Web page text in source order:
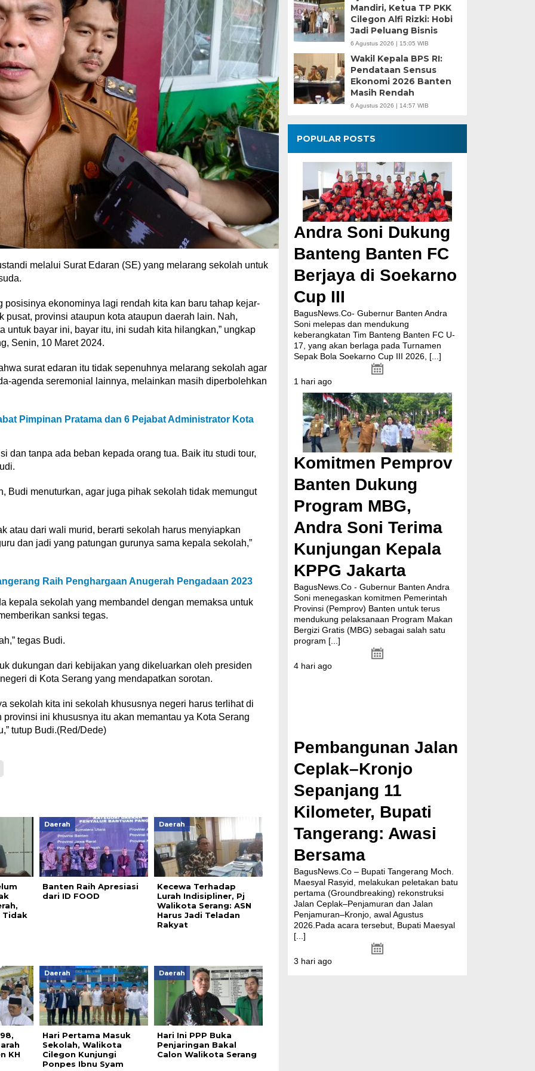
melalui Surat Edaran (SE) yang melarang sekolah untuk
posisinya ekonominya lagi rendah kita kan baru tahap kejar-
provinsi ataupun kota ataupun daerah lain. Nah,
bayar ini, bayar itu, ini sudah kita hilangkan,” ungkap
Senin, 10 Maret 2024.
surat edaran itu tidak sepenuhnya melarang sekolah agar
agenda seremonial lainnya, melainkan masih diperbolehkan
Pimpinan Pratama dan 6 Pejabat Administrator Kota
dan tanpa ada beban kepada orang tua. Baik itu studi tour,
Budi menuturkan, agar juga pihak sekolah tidak memungut
atau dari wali murid, berarti sekolah harus menyiapkan
dan jadi yang patungan gurunya sama kepala sekolah,”
Raih Penghargaan Anugerah Pengadaan 2023
kepala sekolah yang membandel dengan memaksa untuk
sanksi tegas.
tegas Budi.
dukungan dari kebijakan yang dikeluarkan oleh presiden
di Kota Serang yang mendapatkan sorotan.
sekolah kita ini sekolah khususnya negeri harus terlihat di
ini khususnya itu akan memantau ya Kota Serang
tutup Budi.(Red/Dede)
Tidak
Daerah
Banten Raih Apresiasi
dari ID FOOD
Daerah
Kecewa Terhadap
Lurah Indisipliner, Pj
Walikota Serang: ASN
Harus Jadi Teladan
Rakyat
KH
Daerah
Hari Pertama Masuk
Sekolah, Walikota
Cilegon Kunjungi
Ponpes Ibnu Syam
Daerah
Hari Ini PPP Buka
Penjaringan Bakal
Calon Walikota Serang
Mandiri, Ketua TP PKK
Cilegon Alfi Rizki: Hobi
Jadi Peluang Bisnis
6 Agustus 2026 | 15:05 WIB
Wakil Kepala BPS RI:
Pendataan Sensus
Ekonomi 2026 Banten
Masih Rendah
6 Agustus 2026 | 14:57 WIB
POPULAR POSTS
Andra Soni Dukung
Banteng Banten FC
Berjaya di Soekarno
Cup III
BagusNews.Co- Gubernur Banten Andra
Soni melepas dan mendukung
keberangkatan Tim Banteng Banten FC U-
17, yang akan berlaga pada Turnamen
Sepak Bola Soekarno Cup III 2026, [...]
1 hari ago
Komitmen Pemprov
Banten Dukung
Program MBG,
Andra Soni Terima
Kunjungan Kepala
KPPG Jakarta
BagusNews.Co - Gubernur Banten Andra
Soni menegaskan komitmen Pemerintah
Provinsi (Pemprov) Banten untuk terus
mendukung pelaksanaan Program Makan
Bergizi Gratis (MBG) sebagai salah satu
program [...]
4 hari ago
Pembangunan Jalan
Ceplak–Kronjo
Sepanjang 11
Kilometer, Bupati
Tangerang: Awasi
Bersama
BagusNews.Co – Bupati Tangerang Moch.
Maesyal Rasyid, melakukan peletakan batu
pertama (Groundbreaking) rekonstruksi
Jalan Ceplak–Penjamuran dan Jalan
Penjamuran–Kronjo, awal Agustus
2026.Pada acara tersebut, Bupati Maesyal
[...]
3 hari ago